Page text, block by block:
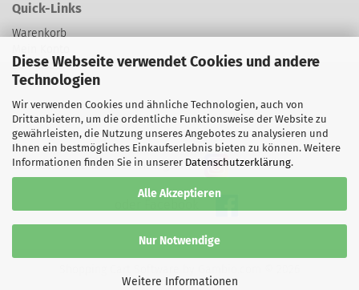
Diese Webseite verwendet Cookies und andere
Technologien
Wir verwenden Cookies und ähnliche Technologien, auch von
Drittanbietern, um die ordentliche Funktionsweise der Website zu
gewährleisten, die Nutzung unseres Angebotes zu analysieren und
Ihnen ein bestmögliches Einkaufserlebnis bieten zu können. Weitere
Informationen finden Sie in unserer Datenschutzerklärung.
Alle Akzeptieren
Nur Notwendige
Weitere Informationen
Quick-Links
Warenkorb
Zur Kasse
Kontakt
Besuchen sie uns bei Instagram